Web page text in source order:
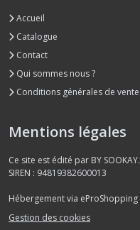
Accueil
Catalogue
Contact
Qui sommes nous ?
Conditions générales de vente
Mentions légales
Ce site est édité par BY SOOKAY.
SIREN : 94819382600013
Hébergement via eProShopping
Gestion des cookies